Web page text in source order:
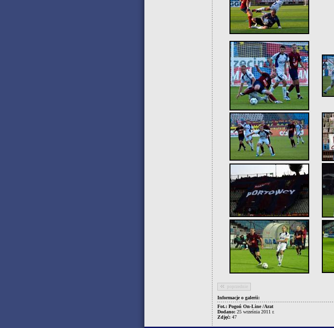
poprzednie
Informacje o galerii:
Fot.: Pogoń On-Line /Arat
Dodano: 25 września 2011 r.
Zdjęć: 47